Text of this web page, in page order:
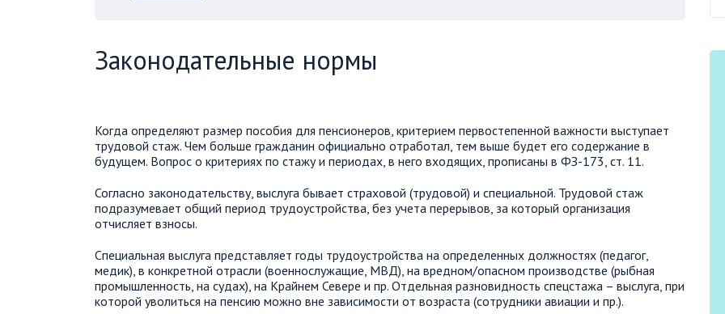
Законодательные нормы
Когда определяют размер пособия для пенсионеров, критерием первостепенной важности выступает
трудовой стаж. Чем больше гражданин официально отработал, тем выше будет его содержание в
будущем. Вопрос о критериях по стажу и периодах, в него входящих, прописаны в ФЗ-173, ст. 11.
Согласно законодательству, выслуга бывает страховой (трудовой) и специальной. Трудовой стаж
подразумевает общий период трудоустройства, без учета перерывов, за который организация
отчисляет взносы.
Специальная выслуга представляет годы трудоустройства на определенных должностях (педагог,
медик), в конкретной отрасли (военнослужащие, МВД), на вредном/опасном производстве (рыбная
промышленность, на судах), на Крайнем Севере и пр. Отдельная разновидность спецстажа – выслуга, при
которой уволиться на пенсию можно вне зависимости от возраста (сотрудники авиации и пр.).